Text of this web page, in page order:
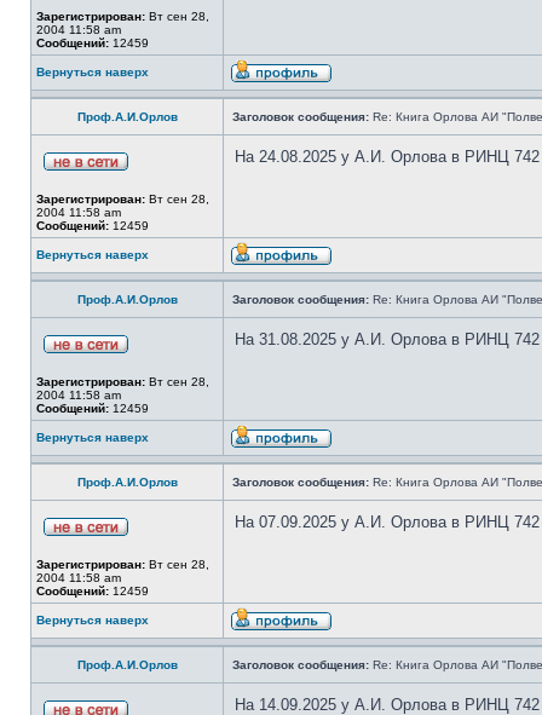
Зарегистрирован: Вт сен 28,
2004 11:58 am
Сообщений: 12459
Вернуться наверх
Проф.А.И.Орлов Заголовок сообщения: Re: Книга Орлова АИ
Зарегистрирован: Вт сен 28,
2004 11:58 am
Сообщений: 12459
На 24.08.2025 у А.И. Орлова в РИНЦ 742
Вернуться наверх
Проф.А.И.Орлов Заголовок сообщения: Re: Книга Орлова АИ
Зарегистрирован: Вт сен 28,
2004 11:58 am
Сообщений: 12459
На 31.08.2025 у А.И. Орлова в РИНЦ 742
Вернуться наверх
Проф.А.И.Орлов Заголовок сообщения: Re: Книга Орлова АИ
Зарегистрирован: Вт сен 28,
2004 11:58 am
Сообщений: 12459
На 07.09.2025 у А.И. Орлова в РИНЦ 742
Вернуться наверх
Проф.А.И.Орлов Заголовок сообщения: Re: Книга Орлова АИ
На 14.09.2025 у А.И. Орлова в РИНЦ 742